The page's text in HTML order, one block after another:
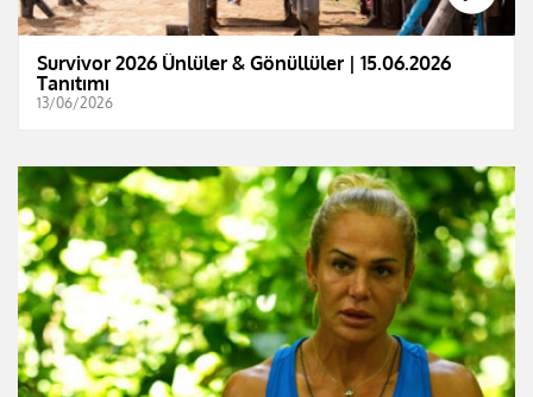
Survivor 2026 Ünlüler & Gönüllüler | 15.06.2026
Tanıtımı
13/06/2026